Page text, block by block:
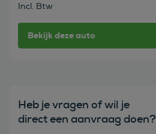
Incl. Btw
Bekijk deze auto
Heb je vragen of wil je
direct een aanvraag doen?